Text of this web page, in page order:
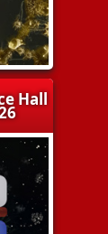
Hall